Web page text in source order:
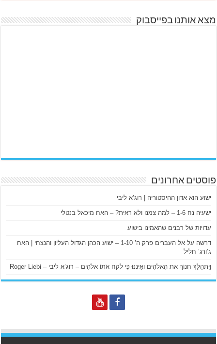
מצא אותנו בפייסבוק
פוסטים אחרונים
ישוע הוא אדון ההיסטוריה | רוג’א ליבי
ישעיה נח 1-6 – למה צמנו ולא ראית? – האח מיכאל בנטלי
עדויות של רבנים שהאמינו בישוע
דרשה על אל העברים פרק ה’ 1-10 – ישוע הכהן הגדול העליון והנצחי | האח
ג’ורג’ חליל
וַיִּתְהַלֵּךְ חֲנוֹךְ אֶת הָאֱלֹהִים וְאֵינֶנּוּ כִּי לקח אֹתוֹ אֱלֹהִים – רוג’א ליבי – Roger Liebi